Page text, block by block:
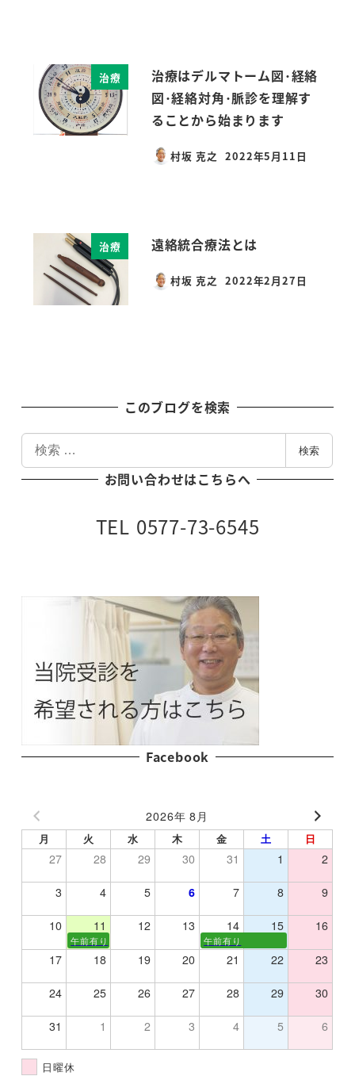
治療
治療はデルマトーム図･経絡
図･経絡対角･脈診を理解す
ることから始まります
村坂 克之
投稿日
2022年5月11日
治療 遠絡統合療法とは
村坂 克之
投稿日
2022年2月27日
このブログを検索
索
検索
お問い合わせはこちらへ
TEL 0577-73-6545
Facebook
2026年 8月
月 火 水 木 金 土 日
27 28 29 30 31 1 2
3 4 5 6 7 8 9
10 11 12 13 14 15 16
午前有り 午前有り
17 18 19 20 21 22 23
24 25 26 27 28 29 30
31 1 2 3 4 5 6
日曜休